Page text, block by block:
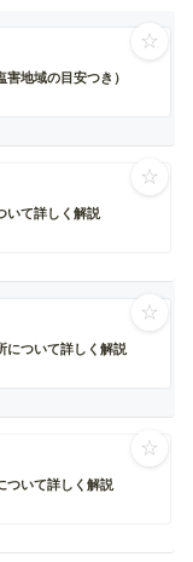
地域の目安つき）
☆
いて詳しく解説
☆
について詳しく解説
☆
ついて詳しく解説
☆